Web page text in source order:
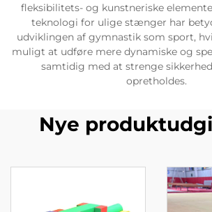
fleksibilitets- og kunstneriske
teknologi for ulige stænger har
udviklingen af gymnastik som sport,
muligt at udføre mere dynamiske og
samtidig med at strenge
opretholdes.
Nye